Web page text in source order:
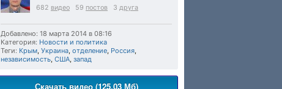
682 видео 59 постов 3 друга
Добавлено: 18 марта 2014 в 08:16
Категория: Новости и политика
Теги: Крым, Украина, отделение, Россия,
независимость, США, запад
Скачать видео (125.03 Мб)